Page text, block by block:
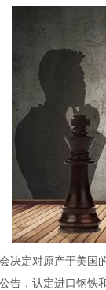
决定对原产于美国
告，认定进口钢